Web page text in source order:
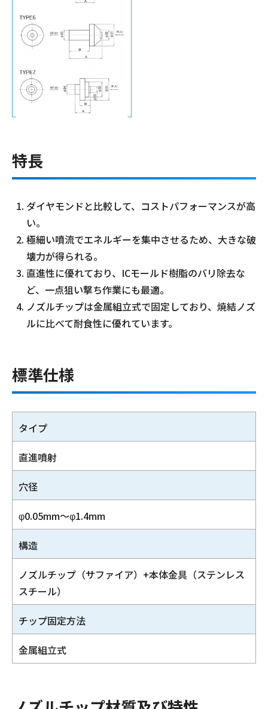
特長
ダイヤモンドと比較して、コストパフォーマンスが高
い。
極細い噴流でエネルギーを集中させるため、大きな破
壊力が得られる。
直進性に優れており、ICモールド樹脂のバリ除去な
ど、一点狙い撃ち作業にも最適。
ノズルチップは金属組立式で固定しており、焼結ノズ
ルに比べて耐食性に優れています。
標準仕様
タイプ
直進噴射
穴径
φ0.05mm～φ1.4mm
構造
ノズルチップ（サファイア）+本体金具（ステンレス
スチール）
チップ固定方法
金属組立式